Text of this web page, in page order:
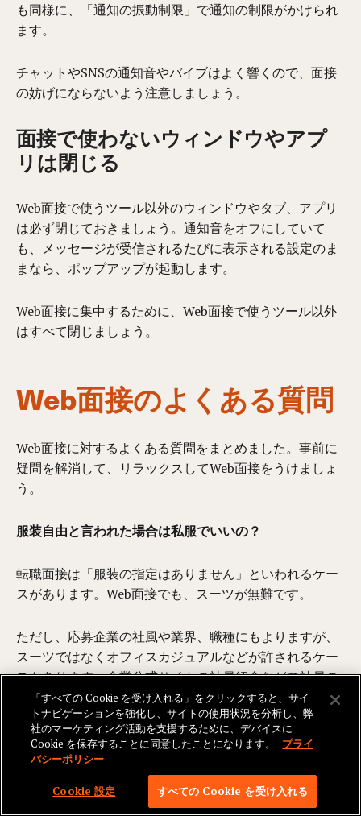
も同様に、「通知の振動制限」で通知の制限がかけられ
ます。
チャットやSNSの通知音やバイブはよく響くので、面接
の妨げにならないよう注意しましょう。
面接で使わないウィンドウやアプ
リは閉じる
Web面接で使うツール以外のウィンドウやタブ、アプリ
は必ず閉じておきましょう。通知音をオフにしていて
も、メッセージが受信されるたびに表示される設定のま
まなら、ポップアップが起動します。
Web面接に集中するために、Web面接で使うツール以外
はすべて閉じましょう。
Web面接のよくある質問
Web面接に対するよくある質問をまとめました。事前に
疑問を解消して、リラックスしてWeb面接をうけましょ
う。
服装自由と言われた場合は私服でいいの？
転職面接は「服装の指定はありません」といわれるケー
スがあります。Web面接でも、スーツが無難です。
ただし、応募企業の社風や業界、職種にもよりますが、
スーツではなくオフィスカジュアルなどが許されるケー
スもあります。企業公式サイトの社員紹介などで社員の
服装や社風などをチェックして判断しましょう。
自宅の部屋以外の場所からWeb面接を受けても問題ない
ですか
一般的には、Web面接は自宅の静かな個室から受けるこ
「すべての Cookie を受け入れる」をクリックすると、サイ
トナビゲーションを強化し、サイトの使用状況を分析し、弊
社のマーケティング活動を支援するために、デバイスに
Cookie を保存することに同意したことになります。
プライ
バシーポリシー
Cookie 設定 すべての Cookie を受け入れる